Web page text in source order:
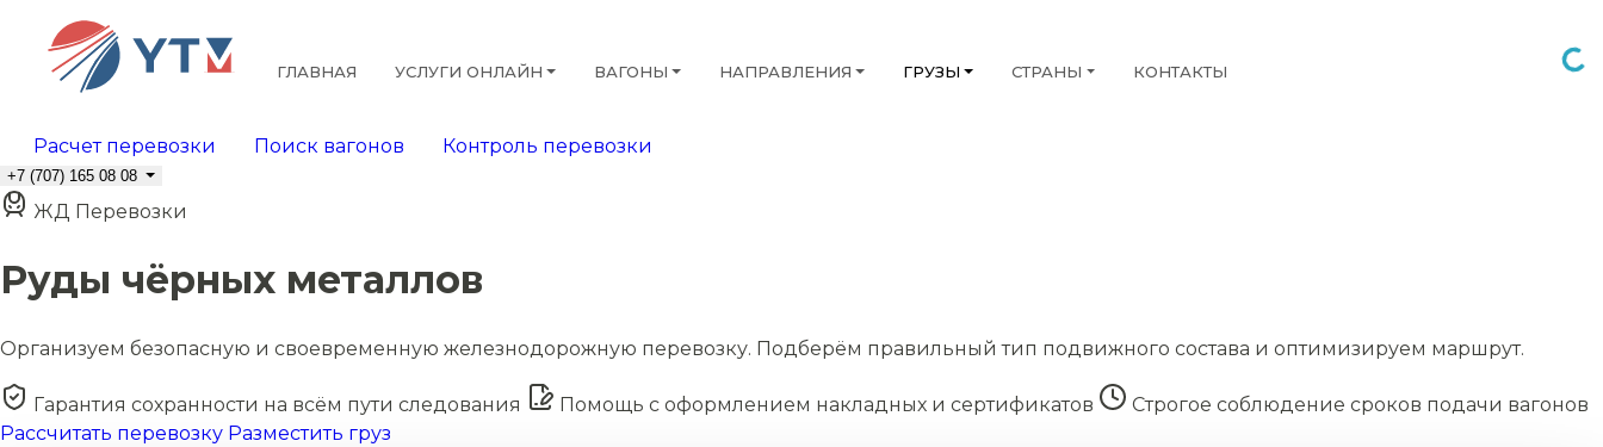
ГЛАВНАЯ УСЛУГИ ОНЛАЙН ВАГОНЫ НАПРАВЛЕНИЯ ГРУЗЫ СТРАНЫ КОНТАКТЫ
Расчет перевозки Поиск вагонов Контроль перевозки
+7 (707) 165 08 08
ЖД Перевозки
Руды чёрных металлов
Организуем безопасную и своевременную железнодорожную перевозку. Подберём правильный тип подвижного состава и оптимизируем маршрут.
Гарантия сохранности на всём пути следования Помощь с оформлением накладных и сертификатов
Строгое соблюдение сроков подачи вагонов
Рассчитать перевозку Разместить груз